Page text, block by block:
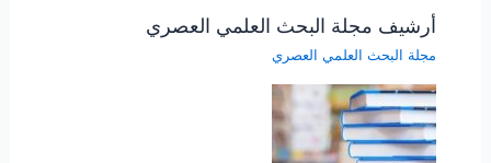
أرشيف مجلة البحث العلمي العصري
مجلة البحث العلمي العصري